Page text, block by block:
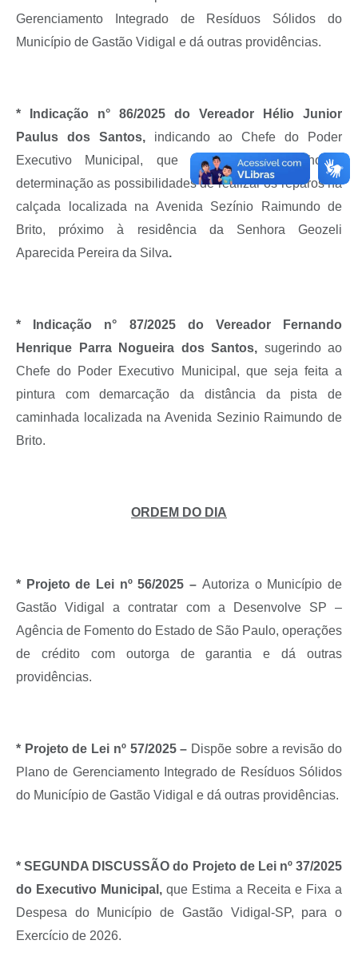
Gerenciamento Integrado de Resíduos Sólidos do
Município de Gastão Vidigal e dá outras providências.
* Indicação n° 86/2025 do Vereador Hélio Junior
Paulus dos Santos, indicando ao Chefe do Poder
Executivo Municipal, que estude com carinho e
determinação as possibilidades derealizar osreparos na
calçada localizada na Avenida Sezínio Raimundo de
Brito, próximo à residência da Senhora Geozeli
Aparecida Pereira da Silva.
* Indicação n° 87/2025 do Vereador Fernando
Henrique Parra Nogueira dos Santos, sugerindo ao
Chefe do Poder Executivo Municipal, que seja feita a
pintura com demarcação da distância da pista de
caminhada localizada na Avenida Sezinio Raimundo de
Brito.
ORDEM DO DIA
* Projeto de Lei nº 56/2025 – Autoriza o Município de
Gastão Vidigal a contratar com a Desenvolve SP –
Agência de Fomento do Estado de São Paulo, operações
de crédito com outorga de garantia e dá outras
providências.
* Projeto de Lei nº 57/2025 – Dispõe sobre a revisão do
Plano de Gerenciamento Integrado de Resíduos Sólidos
do Município de Gastão Vidigal e dá outras providências.
* SEGUNDA DISCUSSÃO do Projeto de Lei nº 37/2025
do Executivo Municipal,que Estima a Receita e Fixa a
Despesa do Município de Gastão Vidigal-SP, para o
Exercício de 2026.